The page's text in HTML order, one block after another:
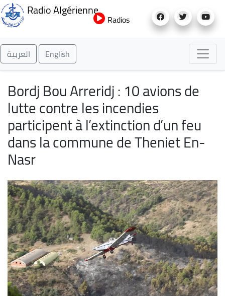
au
Radio Algérienne
Radios
العربية English
Bordj Bou Arreridj : 10 avions de
lutte contre les incendies
participent à l’extinction d’un feu
dans la commune de Theniet En-
Nasr